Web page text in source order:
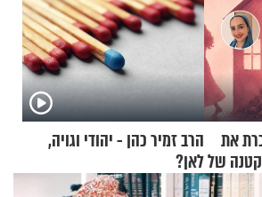
את
של
הרב זמיר כהן - יהודי וגויה,
לאן?